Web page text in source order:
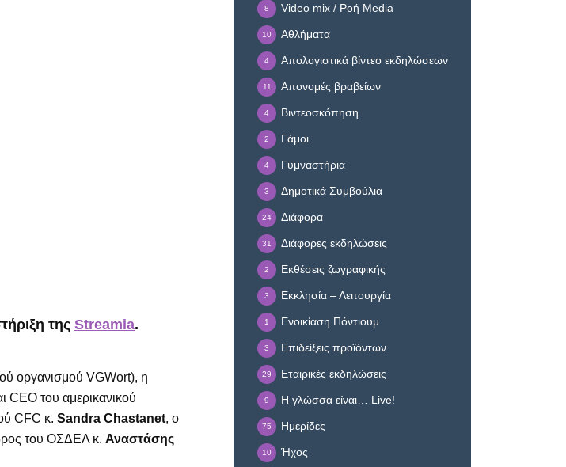
της Streamia.
οργανισμού VGWort), η
CEO του αμερικανικού
CFC κ. Sandra Chastanet, ο
του ΟΣΔΕΛ κ. Αναστάσης
Video mix / Ροή Media
8
Αθλήματα
10
Απολογιστικά βίντεο εκδηλώσεων
4
Απονομές βραβείων
11
Βιντεοσκόπηση
4
Γάμοι
2
Γυμναστήρια
4
Δημοτικά Συμβούλια
3
Διάφορα
24
Διάφορες εκδηλώσεις
31
Εκθέσεις ζωγραφικής
2
Εκκλησία – Λειτουργία
3
Ενοικίαση Πόντιουμ
1
Επιδείξεις προϊόντων
3
Εταιρικές εκδηλώσεις
29
Η γλώσσα είναι… Live!
9
Ημερίδες
75
Ήχος
10